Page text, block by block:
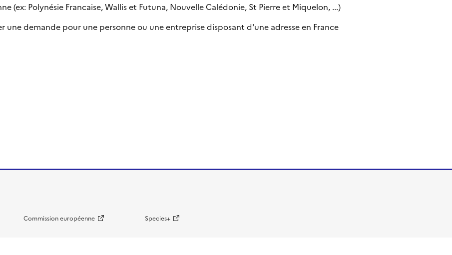
(ex: Polynésie Francaise, Wallis et Futuna, Nouvelle Calédonie, St Pierre et Miquelon, ...)
une demande pour une personne ou une entreprise disposant d'une adresse en France
Commission européenne Species+